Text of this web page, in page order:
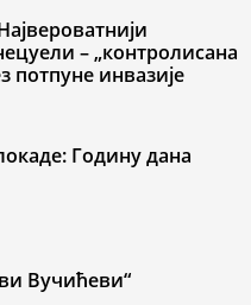
– „контролисана
потпуне инвазије
Годину дана
Вучићеви“